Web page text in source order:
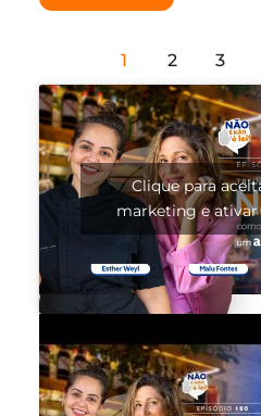
1 2 3
Clique para
marketing e